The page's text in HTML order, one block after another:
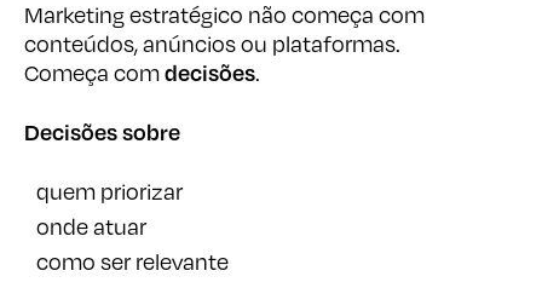
Marketing estratégico não começa com
conteúdos, anúncios ou plataformas.
Começa comdecisões.
Decisões sobre
quem priorizar
onde atuar
como ser relevante